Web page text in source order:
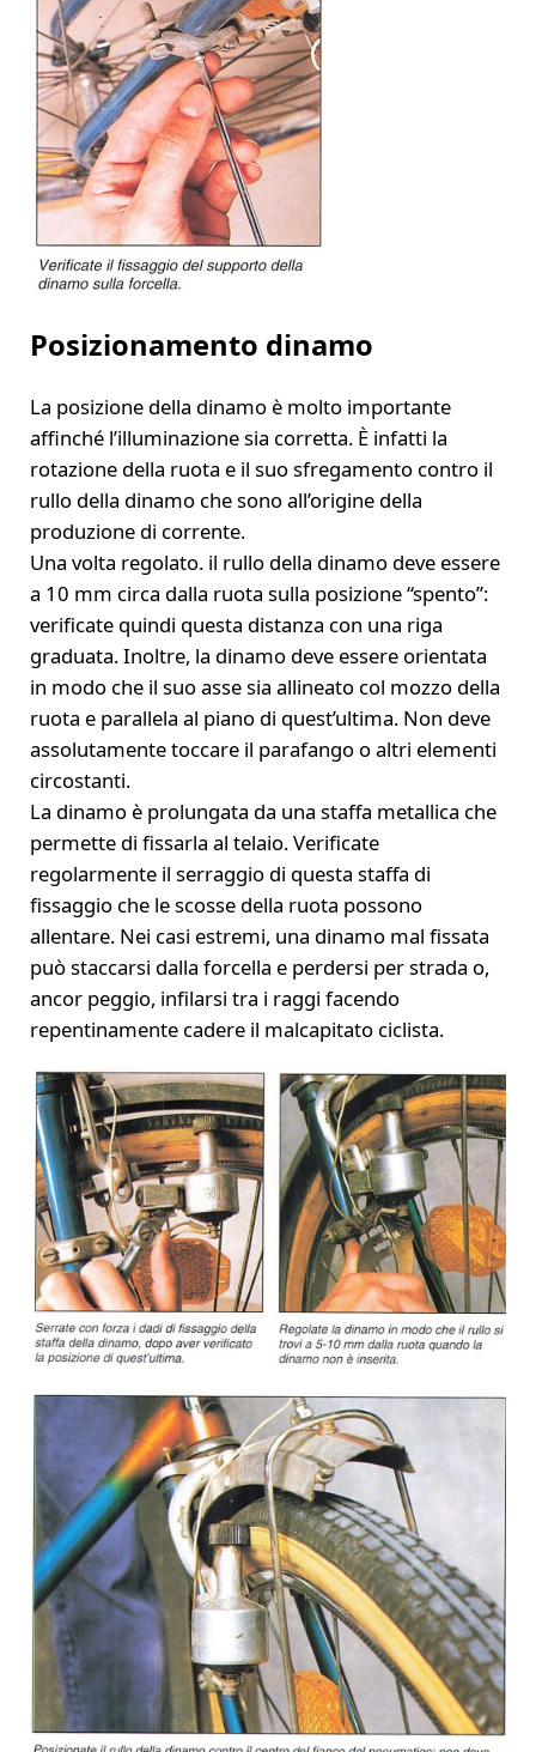
Posizionamento dinamo
La posizione della dinamo è molto importante
affinché l’illuminazione sia corretta. È infatti la
rotazione della ruota e il suo sfregamento contro il
rullo della dinamo che sono all’origine della
produzione di corrente.
Una volta regolato. il rullo della dinamo deve essere
a 10 mm circa dalla ruota sulla posizione “spento”:
verificate quindi questa distanza con una riga
graduata. Inoltre, la dinamo deve essere orientata
in modo che il suo asse sia allineato col mozzo della
ruota e parallela al piano di quest’ultima. Non deve
assolutamente toccare il parafango o altri elementi
circostanti.
La dinamo è prolungata da una staffa metallica che
permette di fissarla al telaio. Verificate
regolarmente il serraggio di questa staffa di
fissaggio che le scosse della ruota possono
allentare. Nei casi estremi, una dinamo mal fissata
può staccarsi dalla forcella e perdersi per strada o,
ancor peggio, infilarsi tra i raggi facendo
repentinamente cadere il malcapitato ciclista.